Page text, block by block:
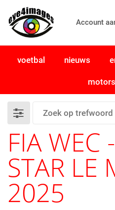
Account
voetbal nieuws
FIA WEC
STAR LE
2025